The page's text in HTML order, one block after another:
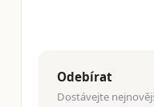
Odebírat
Dostávejte